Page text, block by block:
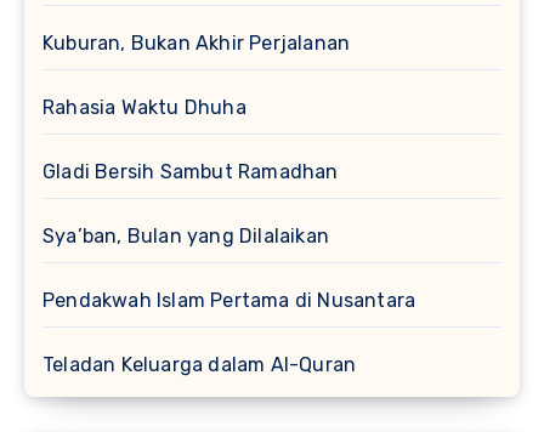
Kuburan, Bukan Akhir Perjalanan
Rahasia Waktu Dhuha
Gladi Bersih Sambut Ramadhan
Sya’ban, Bulan yang Dilalaikan
Pendakwah Islam Pertama di Nusantara
Teladan Keluarga dalam Al-Quran